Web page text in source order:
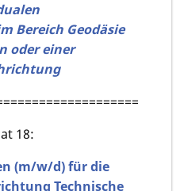
Bereich Geodäsie
oder einer
18:
(m/w/d) für die
Technische